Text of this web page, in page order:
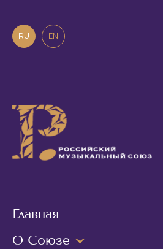
RU EN
Главная
О Союзе